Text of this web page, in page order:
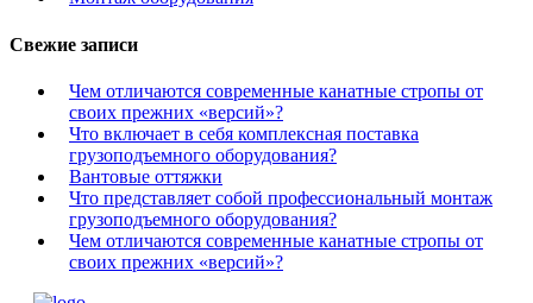
Свежие записи
Чем отличаются современные канатные стропы от
своих прежних «версий»?
Что включает в себя комплексная поставка
грузоподъемного оборудования?
Вантовые оттяжки
Что представляет собой профессиональный монтаж
грузоподъемного оборудования?
Чем отличаются современные канатные стропы от
своих прежних «версий»?